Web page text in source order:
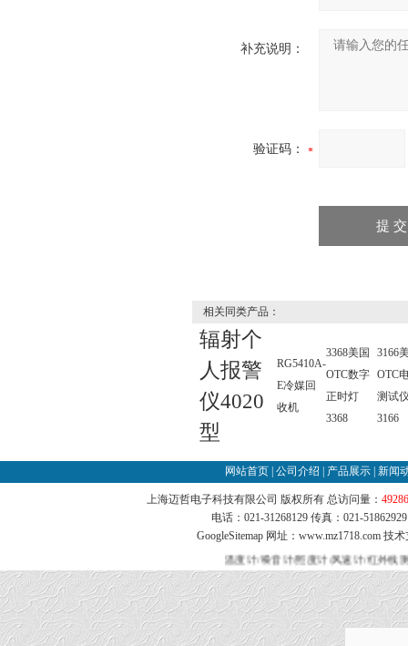
补充说明：
验证码：
相关同类产品：
辐射个
人报警
仪4020
型
RG5410A-
E冷媒回
收机
3368美国
OTC数字
正时灯
3368
3166
OTC
测试
3166
网站首页 公司介绍 产品展示 新闻
上海迈哲电子科技有限公司 版权所有 总访问量：
电话：021-31268129 传真：021-
GoogleSitemap网址：www.mz1718.com 技
温度计/噪音计/照度计/风速计/红外线